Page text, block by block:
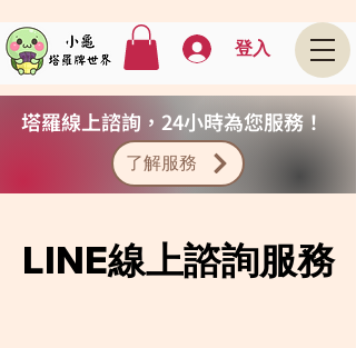
登入
塔羅線上諮詢，24小時為您服務！
了解服務
LINE線上諮詢服務
LINE線上諮詢服務